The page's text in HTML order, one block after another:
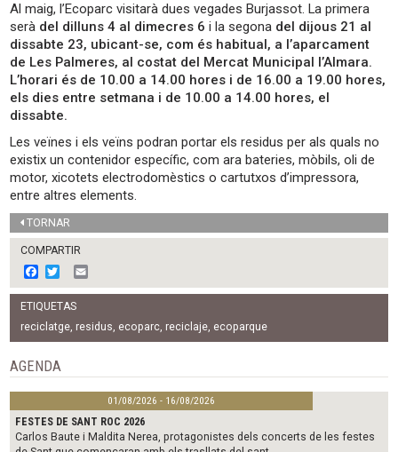
Al maig, l’Ecoparc visitarà dues vegades Burjassot. La primera
serà del dilluns 4 al dimecres 6 i la segona del dijous 21 al
dissabte 23, ubicant-se, com és habitual, a l’aparcament
de Les Palmeres, al costat del Mercat Municipal l’Almara.
L’horari és de 10.00 a 14.00 hores i de 16.00 a 19.00 hores,
els dies entre setmana i de 10.00 a 14.00 hores, el
dissabte.
Les veïnes i els veïns podran portar els residus per als quals no
existix un contenidor específic, com ara bateries, mòbils, oli de
motor, xicotets electrodomèstics o cartutxos d’impressora,
entre altres elements.
TORNAR
COMPARTIR
F
a
c
e
b
o
o
k
w
i
t
t
e
m
a
l
ETIQUETAS
reciclatge, residus, ecoparc, reciclaje, ecoparque
AGENDA
01/08/2026 - 16/08/2026
FESTES DE SANT ROC 2026
Carlos Baute i Maldita Nerea, protagonistes dels concerts de les festes